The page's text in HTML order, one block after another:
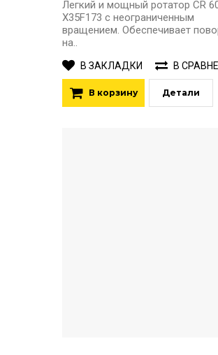
Легкий и мощный ротатор CR
X35F173 с неограниченным
вращением. Обеспечивает
на..
В ЗАКЛАДКИ В
В корзину Детали